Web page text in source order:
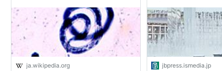
ja.wikipedia.org
イビープレス)
jbpress.ismedia.jp